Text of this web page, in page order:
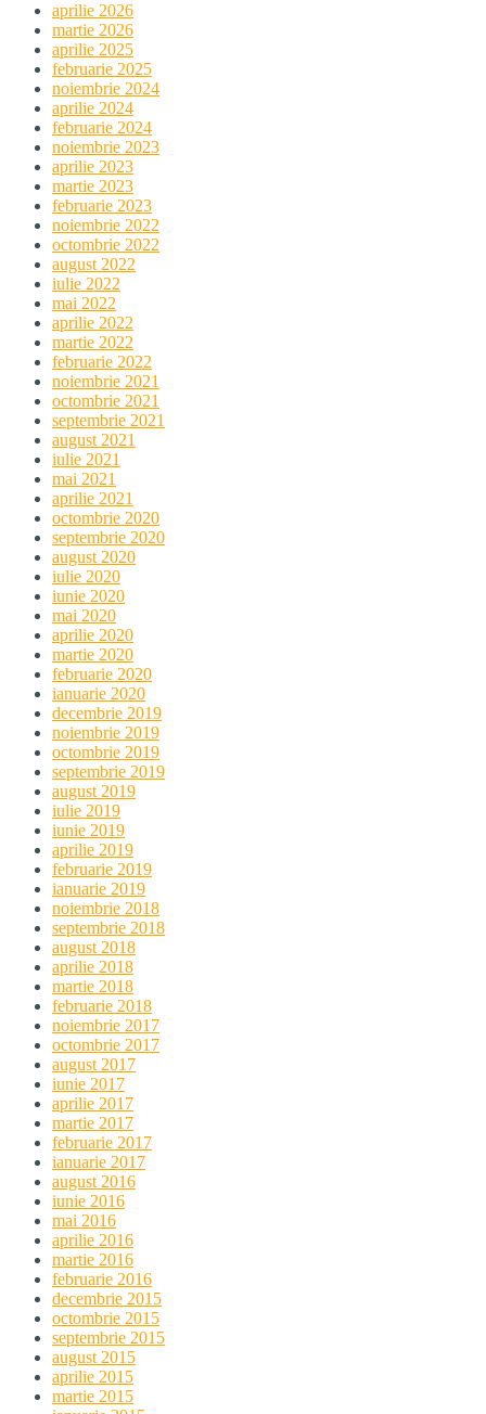
aprilie 2026
martie 2026
aprilie 2025
februarie 2025
noiembrie 2024
aprilie 2024
februarie 2024
noiembrie 2023
aprilie 2023
martie 2023
februarie 2023
noiembrie 2022
octombrie 2022
august 2022
iulie 2022
mai 2022
aprilie 2022
martie 2022
februarie 2022
noiembrie 2021
octombrie 2021
septembrie 2021
august 2021
iulie 2021
mai 2021
aprilie 2021
octombrie 2020
septembrie 2020
august 2020
iulie 2020
iunie 2020
mai 2020
aprilie 2020
martie 2020
februarie 2020
ianuarie 2020
decembrie 2019
noiembrie 2019
octombrie 2019
septembrie 2019
august 2019
iulie 2019
iunie 2019
aprilie 2019
februarie 2019
ianuarie 2019
noiembrie 2018
septembrie 2018
august 2018
aprilie 2018
martie 2018
februarie 2018
noiembrie 2017
octombrie 2017
august 2017
iunie 2017
aprilie 2017
martie 2017
februarie 2017
ianuarie 2017
august 2016
iunie 2016
mai 2016
aprilie 2016
martie 2016
februarie 2016
decembrie 2015
octombrie 2015
septembrie 2015
august 2015
aprilie 2015
martie 2015